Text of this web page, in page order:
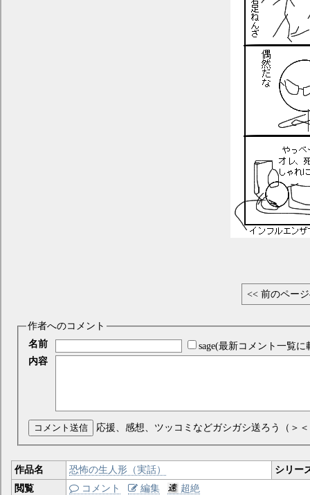
<< 前のペー
作者へのコメント
名前
sage(最新コメント一覧に
内容
コメント送信 応援、感想、ツッコミなどガシガシ送ろう（＞
作品名 恐怖の生人形（実話）
シリー
閲覧
コメント 編集 超絶